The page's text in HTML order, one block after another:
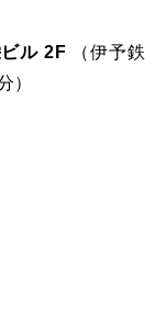
ル 2F （伊予鉄
）